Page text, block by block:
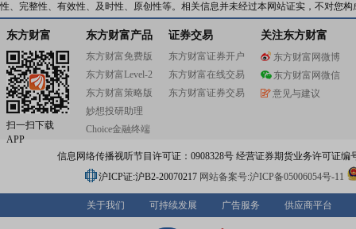
性、完整性、有效性、及时性、原创性等。相关信息并未经过本网站证实，不对您
东方财富
扫一扫下载
APP
东方财富产品
东方财富免费版
东方财富Level-2
东方财富策略版
妙想投研助理
Choice金融终端
证券交易
东方财富证券开户
东方财富在线交易
东方财富证券交易
关注东方财富
东方财富网微博
东方财富网微信
意见与建议
信息网络传播视听节目许可证：0908328号 经营证券期货业务许可证编
沪ICP证:沪B2-20070217 网站备案号:沪ICP备05006054号-11
关于我们 可持续发展 广告服务 供应商平台